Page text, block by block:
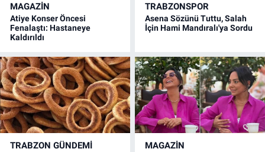
MAGAZİN
Atiye Konser Öncesi
Fenalaştı: Hastaneye
Kaldırıldı
TRABZONSPOR
Asena Sözünü Tuttu, Salah
İçin Hami Mandıralı'ya Sordu
TRABZON GÜNDEMİ MAGAZİN